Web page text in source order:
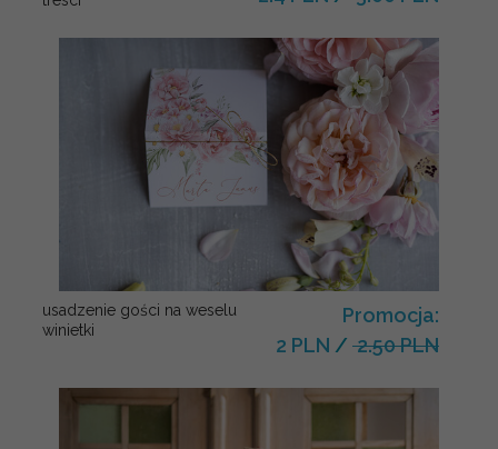
usadzenie gości na weselu
winietki
Promocja:
2 PLN / 2.50 PLN